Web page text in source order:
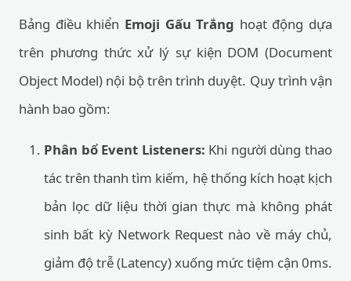
Bảng điều khiển Emoji Gấu Trắng hoạt động dựa
trên phương thức xử lý sự kiện DOM (Document
Object Model) nội bộ trên trình duyệt. Quy trình vận
hành bao gồm:
Phân bổ Event Listeners: Khi người dùng thao
tác trên thanh tìm kiếm, hệ thống kích hoạt kịch
bản lọc dữ liệu thời gian thực mà không phát
sinh bất kỳ Network Request nào về máy chủ,
giảm độ trễ (Latency) xuống mức tiệm cận 0ms.